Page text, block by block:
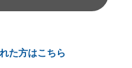
た方はこちら